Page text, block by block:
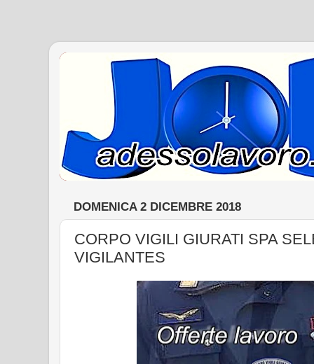
DOMENICA 2 DICEMBRE 2018
CORPO VIGILI GIURATI SPA
VIGILANTES